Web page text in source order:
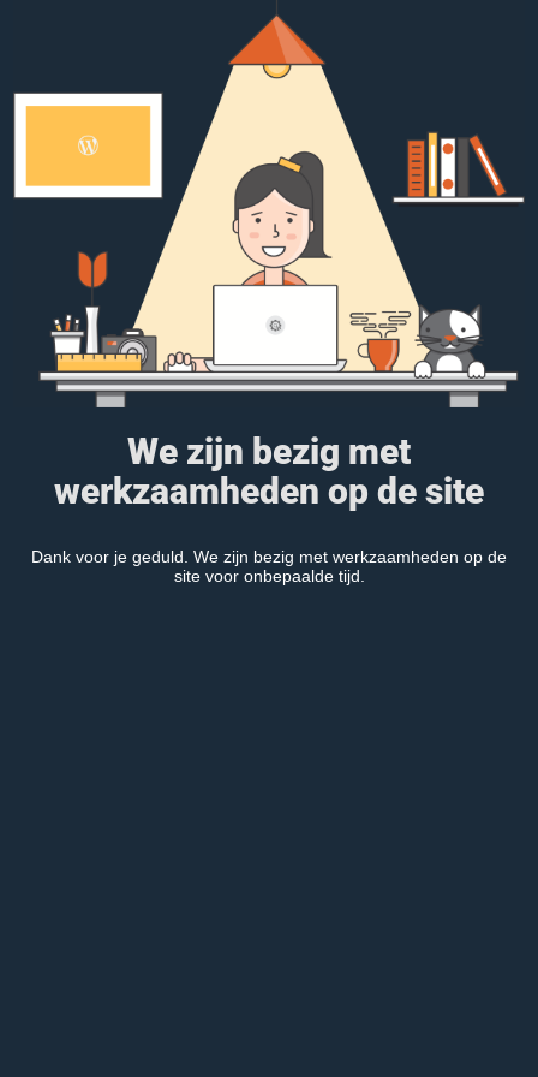
We zijn bezig met
werkzaamheden op de site
Dank voor je geduld. We zijn bezig met werkzaamheden op de
site voor onbepaalde tijd.